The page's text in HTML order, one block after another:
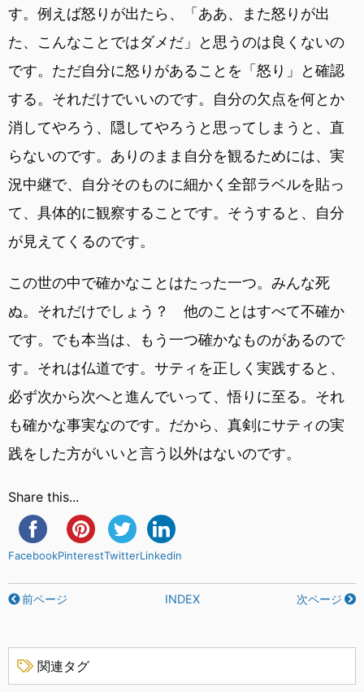
す。例えば怒りが出たら、「ああ、また怒りが出
た、こんなことではダメだ」と思うのは良くないの
です。ただ自分に怒りがあることを「怒り」と確認
する。それだけでいいのです。自分の欠点を何とか
消してやろう、隠してやろうと思ってしまうと、直
らないのです。ありのまま自分を観るためには、実
況中継で、自分そのものに細かく全部ラベルを貼っ
て、具体的に観察することです。そうすると、自分
が見えてくるのです。
この世の中で確かなことはたった一つ。みんな死
ぬ。それだけでしょう？ 他のことはすべて不確か
です。でも本当は、もう一つ確かなものがあるので
す。それは仏道です。サティを正しく実践すると、
必ず次から次へと進んでいって、悟りに至る。それ
も確かな事実なのです。だから、真剣にサティの実
践をした方がいいと言う以外はないのです。
Share this...
FacebookPinterestTwitterLinkedin
前ページ INDEX 次ページ
関連タグ